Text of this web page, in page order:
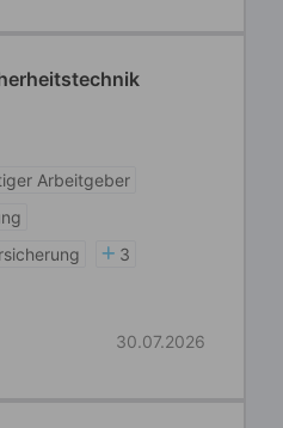
Arbeitgeber
3
30.07.2026